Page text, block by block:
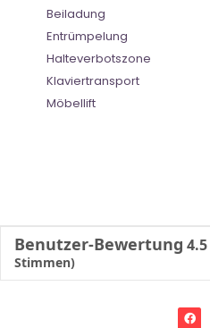
Beiladung
Entrümpelung
Halteverbotszone
Klaviertransport
Möbellift
Benutzer-Bewertung 4.5
Stimmen)